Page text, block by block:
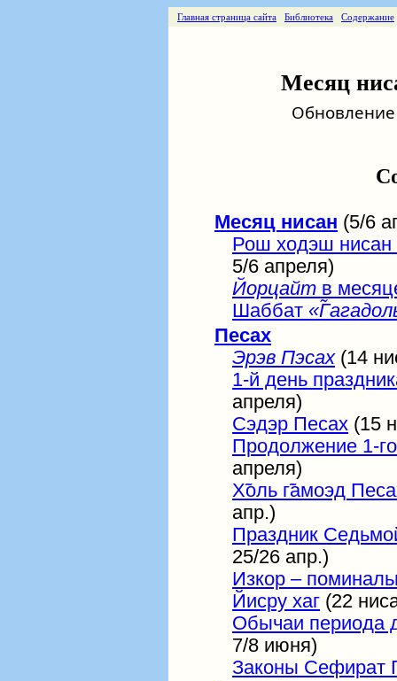
Главная страница сайта Библиотека Содержание
Месяц
Обновление
Месяц нисан (5/6
Рош ходэш нисан
5/6 апреля)
Йорцайт в
Шаббат
Песах
Эрэв Пэсах(14
1-й день
апреля)
Сэдэр Песах (15
Продолжение 1-
апреля)
Х̃оль г̃амоэд
апр.)
Праздник
25/26 апр.)
Изкор –
Йисру хаг (22
Обычаи периода
7/8 июня)
Законы Сефират